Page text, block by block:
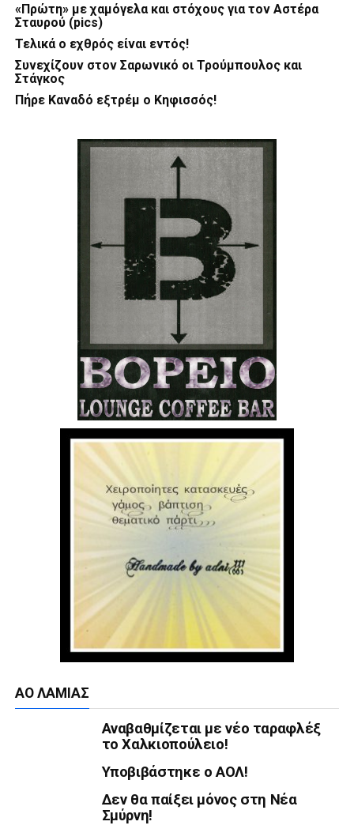
«Πρώτη» με χαμόγελα και στόχους για τον Αστέρα
Σταυρού (pics)
Τελικά ο εχθρός είναι εντός!
Συνεχίζουν στον Σαρωνικό οι Τρούμπουλος και
Στάγκος
Πήρε Καναδό εξτρέμ ο Κηφισσός!
ΑΟ ΛΑΜΊΑΣ
Αναβαθμίζεται με νέο ταραφλέξ
το Χαλκιοπούλειο!
Υποβιβάστηκε ο ΑΟΛ!
Δεν θα παίξει μόνος στη Νέα
Σμύρνη!